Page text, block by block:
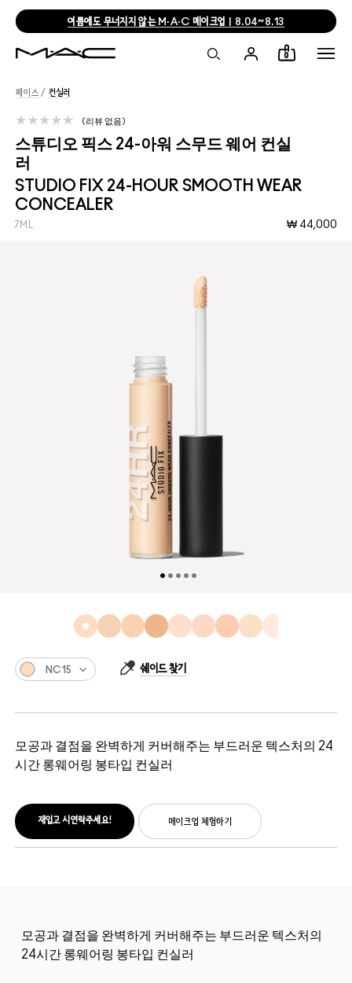
여름에도 무너지지 않는 M·A·C 메이크업 | 8.04~8.13
0
페이스 / 컨실러
스튜디오 픽스 24-아워 스무드 웨어 컨실
러
STUDIO FIX 24-HOUR SMOOTH WEAR
CONCEALER
₩ 44,000
7ML
리뷰 없음
모공과 결점을 완벽하게 커버해주는 부드러운 텍스처의 24
시간 롱웨어링 봉타입 컨실러
NC15 쉐이드 찾기
메이크업 체험하기
재입고 시 연락주세요!
모공과 결점을 완벽하게 커버해주는 부드러운 텍스처의
24시간 롱웨어링 봉타입 컨실러